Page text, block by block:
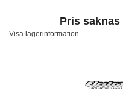
Pris saknas
Visa lagerinformation